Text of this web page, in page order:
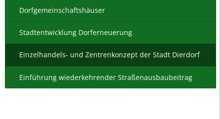
Dorfgemeinschaftshäuser
Stadtentwicklung Dorferneuerung
Einzelhandels- und Zentrenkonzept der Stadt Dierdorf
Einführung wiederkehrender Straßenausbaubeitrag